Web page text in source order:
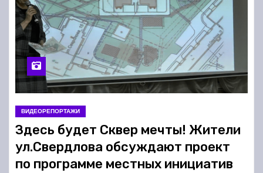
ВИДЕОРЕПОРТАЖИ
Здесь будет Сквер мечты! Жители
ул.Свердлова обсуждают проект
по программе местных инициатив